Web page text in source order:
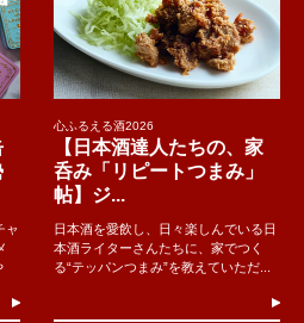
ャ
心ふるえる酒2026
【日本酒達人たちの、家
呑み「リピートつまみ」
帖】ジ...
日本酒を愛飲し、日々楽しんでいる日
本酒ライターさんたちに、家でつく
る“テッパンつまみ”を教えていただ...